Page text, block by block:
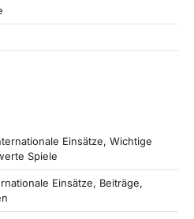
Einsätze, Wichtige
Spiele
Einsätze, Beiträge,